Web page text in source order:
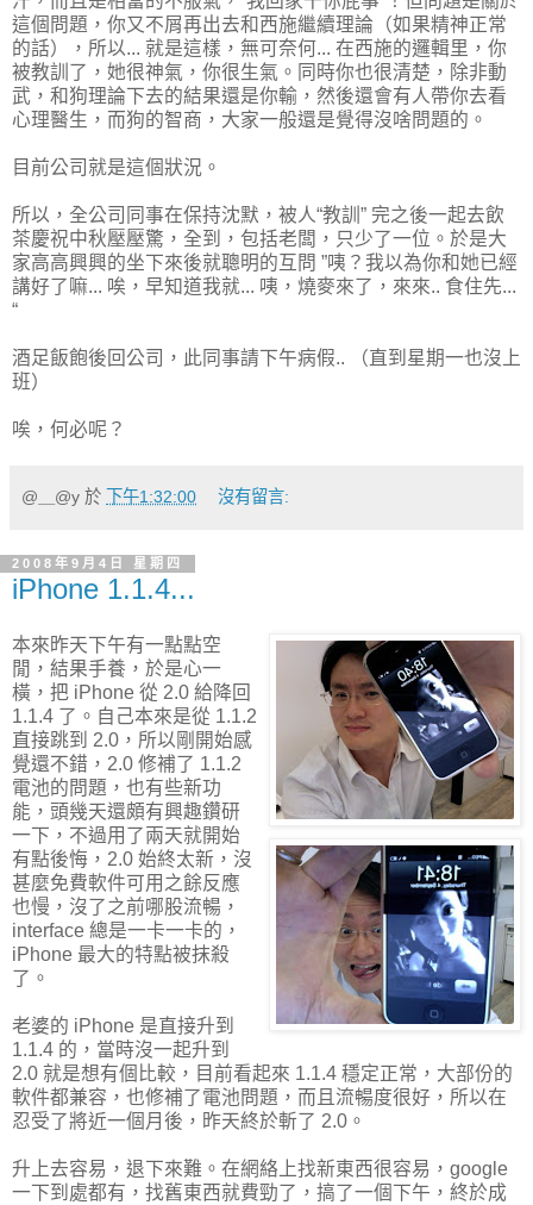
這個問題，你又不屑再出去和西施繼續理論（如果精神正常
的話），所以... 就是這樣，無可奈何... 在西施的邏輯里，你
被教訓了，她很神氣，你很生氣。同時你也很清楚，除非動
武，和狗理論下去的結果還是你輸，然後還會有人帶你去看
心理醫生，而狗的智商，大家一般還是覺得沒啥問題的。
目前公司就是這個狀況。
所以，全公司同事在保持沈默，被人“教訓” 完之後一起去飲
茶慶祝中秋壓壓驚，全到，包括老闆，只少了一位。於是大
家高高興興的坐下來後就聰明的互問 ”咦？我以為你和她已經
講好了嘛... 唉，早知道我就... 咦，燒麥來了，來來.. 食住先...
“
酒足飯飽後回公司，此同事請下午病假.. （直到星期一也沒上
班）
唉，何必呢？
@＿@y 於 下午1:32:00 沒有留言:
2008年9月4日 星期四
iPhone 1.1.4...
本來昨天下午有一點點空
閒，結果手養，於是心一
橫，把 iPhone 從 2.0 給降回
1.1.4 了。自己本來是從 1.1.2
直接跳到 2.0，所以剛開始感
覺還不錯，2.0 修補了 1.1.2
電池的問題，也有些新功
能，頭幾天還頗有興趣鑽研
一下，不過用了兩天就開始
有點後悔，2.0 始終太新，沒
甚麼免費軟件可用之餘反應
也慢，沒了之前哪股流暢，
interface 總是一卡一卡的，
iPhone 最大的特點被抹殺
了。
老婆的 iPhone 是直接升到
1.1.4 的，當時沒一起升到
2.0 就是想有個比較，目前看起來 1.1.4 穩定正常，大部份的
軟件都兼容，也修補了電池問題，而且流暢度很好，所以在
忍受了將近一個月後，昨天終於斬了 2.0。
升上去容易，退下來難。在網絡上找新東西很容易，google
一下到處都有，找舊東西就費勁了，搞了一個下午，終於成